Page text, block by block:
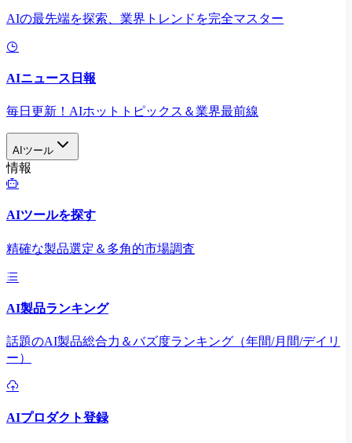
AIの最先端を探索、業界トレンドを完全マスター
AIニュース日報
毎日更新！AIホットトピックス＆業界最前線
AIツール
情報
AIツールを探す
精確な製品選定＆多角的市場調査
AI製品ランキング
話題のAI製品総合力＆バズ度ランキング（年間/月間/デイリ
ー）
AIプロダクト登録